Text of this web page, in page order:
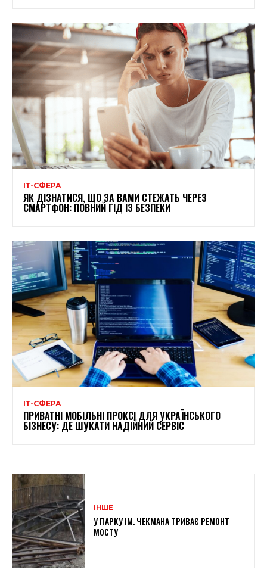
ІТ-СФЕРА
ЯК ДІЗНАТИСЯ, ЩО ЗА ВАМИ СТЕЖАТЬ ЧЕРЕЗ
СМАРТФОН: ПОВНИЙ ГІД ІЗ БЕЗПЕКИ
ІТ-СФЕРА
ПРИВАТНІ МОБІЛЬНІ ПРОКСІ ДЛЯ УКРАЇНСЬКОГО
БІЗНЕСУ: ДЕ ШУКАТИ НАДІЙНИЙ СЕРВІС
ІНШЕ
У ПАРКУ ІМ. ЧЕКМАНА ТРИВАЄ РЕМОНТ
МОСТУ